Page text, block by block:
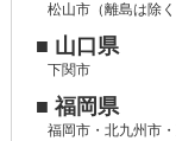
松山市（離島は除
■ 山口県
下関市
■ 福岡県
福岡市・北九州市